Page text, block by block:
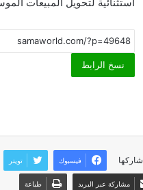
نسخ الرابط
شاركها فيسبوك تويتر
مشاركة عبر البريد طباعة